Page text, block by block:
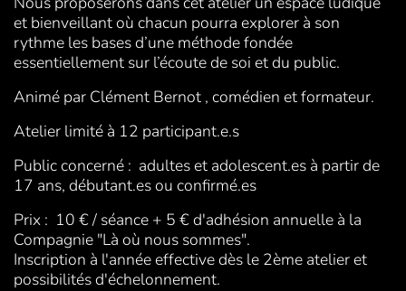
et bienveillant où chacun pourra explorer à son
rythme les bases d’une méthode fondée
essentiellement sur l’écoute de soi et du public.
Animé par Clément Bernot , comédien et formateur.
Atelier limité à 12 participant.e.s
Public concerné : adultes et adolescent.es à partir de
17 ans, débutant.es ou confirmé.es
Prix : 10 € / séance + 5 € d'adhésion annuelle à la
Compagnie "Là où nous sommes".
Inscription à l'année effective dès le 2ème atelier et
possibilités d'échelonnement.